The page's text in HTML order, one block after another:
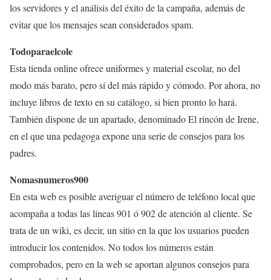
los servidores y el análisis del éxito de la campaña, además de
evitar que los mensajes sean considerados spam.
Todoparaelcole
Esta tienda online ofrece uniformes y material escolar, no del
modo más barato, pero sí del más rápido y cómodo. Por ahora, no
incluye libros de texto en su catálogo, si bien pronto lo hará.
También dispone de un apartado, denominado El rincón de Irene,
en el que una pedagoga expone una serie de consejos para los
padres.
Nomasnumeros900
En esta web es posible averiguar el número de teléfono local que
acompaña a todas las líneas 901 ó 902 de atención al cliente. Se
trata de un wiki, es decir, un sitio en la que los usuarios pueden
introducir los contenidos. No todos los números están
comprobados, pero en la web se aportan algunos consejos para